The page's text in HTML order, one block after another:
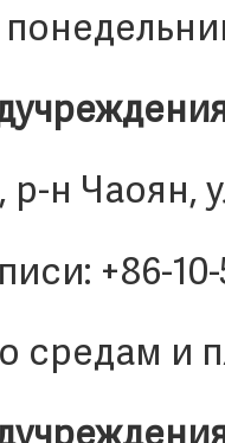
р-н Чаоян,
+86-
средам и